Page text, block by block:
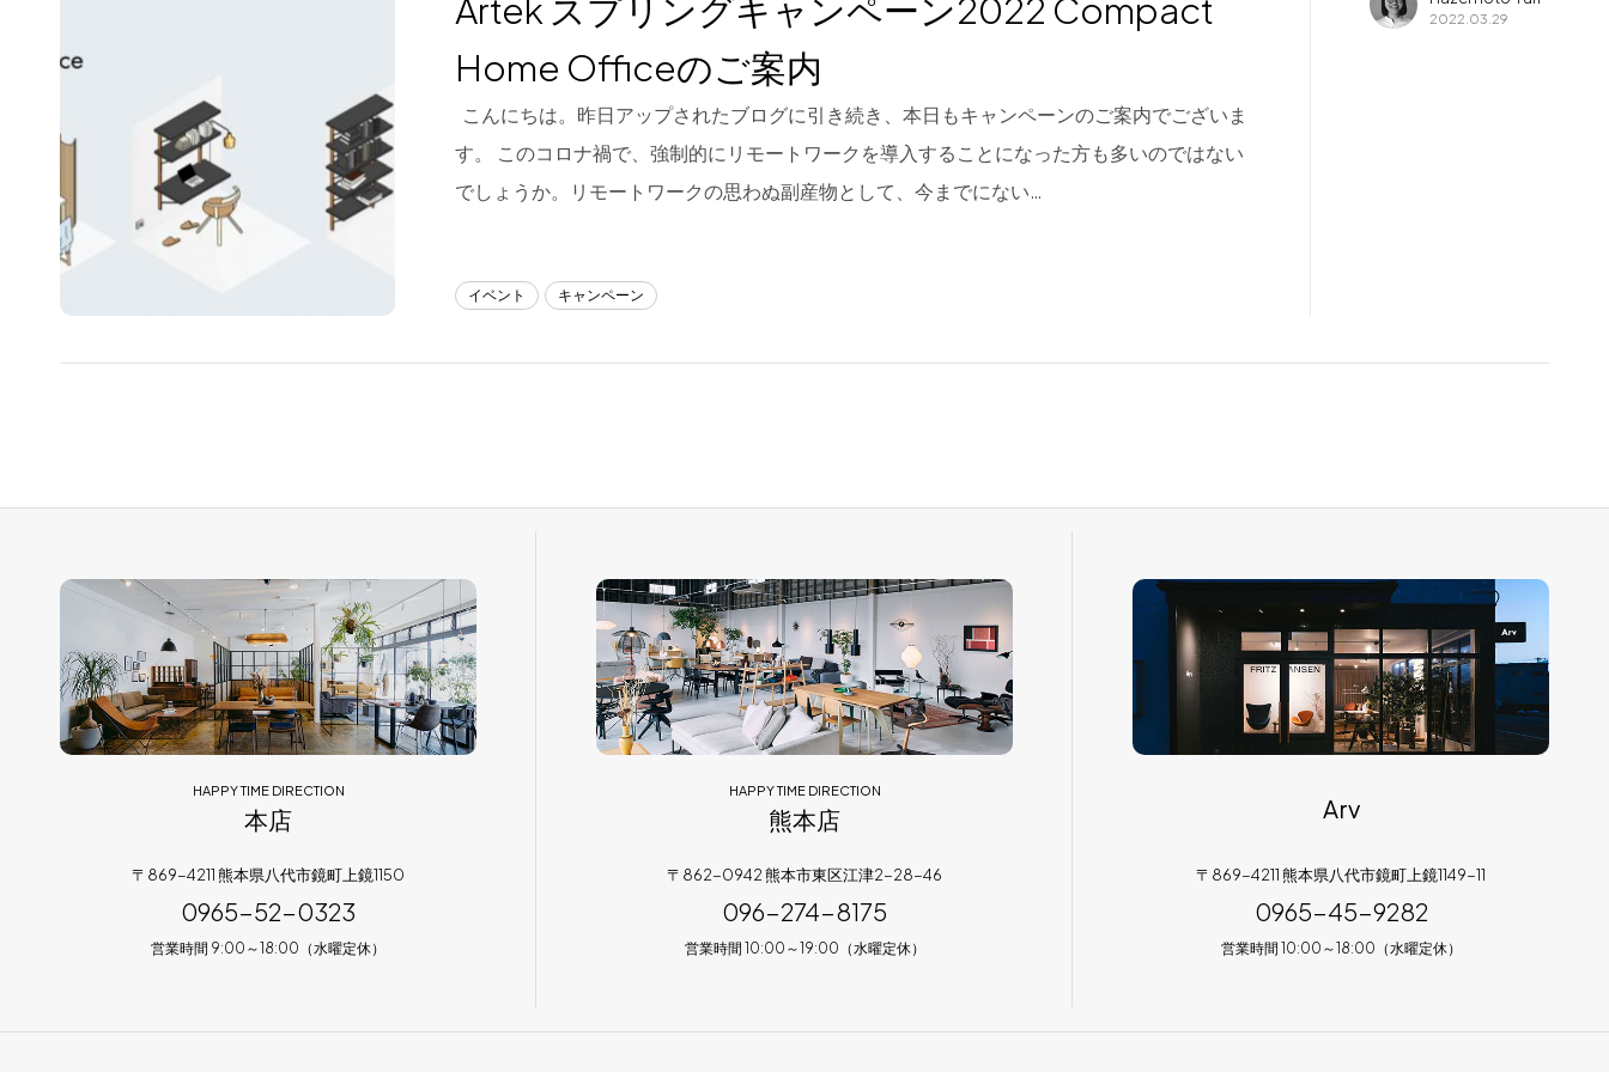
for Business
Contact
熊本店
096-274-8175
0965-45-9282
Artek スプリングキャンペーン2022 Compact
Home Officeのご案内
こんにちは。昨日アップされたブログに引き続き、本日もキャンペーンのご案内でございま
す。 このコロナ禍で、強制的にリモートワークを導入することになった方も多いのではない
でしょうか。リモートワークの思わぬ副産物として、今までにない…
イベント キャンペーン
2022.03.29
HAPPY TIME DIRECTION
本店
〒869-4211 熊本県八代市鏡町上鏡1150
0965-52-0323
営業時間 9:00～18:00（水曜定休）
HAPPY TIME DIRECTION
熊本店
〒862-0942 熊本市東区江津2-28-46
096-274-8175
営業時間 10:00～19:00（水曜定休）
Arv
〒869-4211 熊本県八代市鏡町上鏡1149-11
0965-45-9282
営業時間 10:00～18:00（水曜定休）